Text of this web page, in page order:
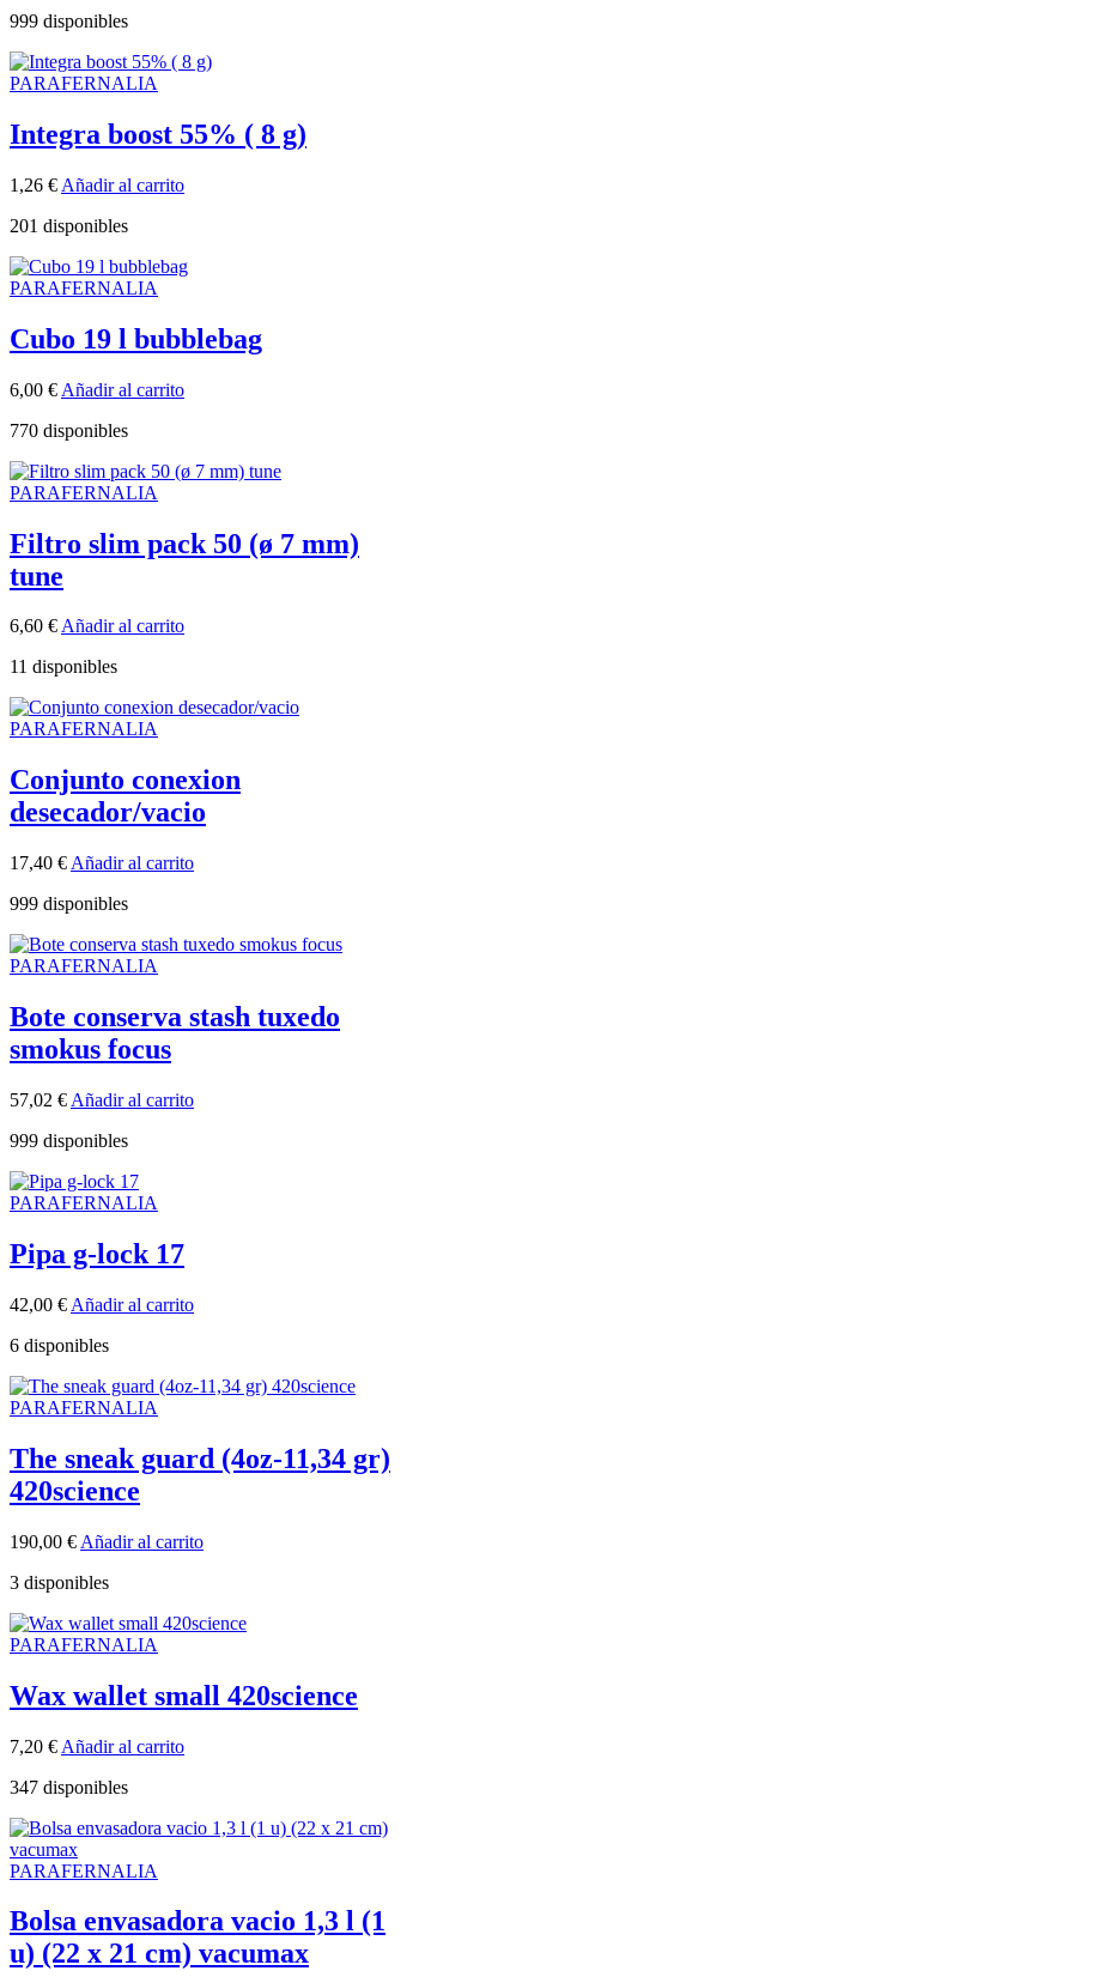
999 disponibles
PARAFERNALIA
Integra boost 55% ( 8 g)
1,26 € Añadir al carrito
201 disponibles
PARAFERNALIA
Cubo 19 l bubblebag
6,00 € Añadir al carrito
770 disponibles
PARAFERNALIA
Filtro slim pack 50 (ø 7 mm)
tune
6,60 €Añadir al carrito
11 disponibles
PARAFERNALIA
Conjunto conexion
desecador/vacio
17,40 € Añadir al carrito
999 disponibles
PARAFERNALIA
Bote conserva stash tuxedo
smokus focus
57,02 € Añadir al carrito
999 disponibles
PARAFERNALIA
Pipa g-lock 17
42,00 € Añadir al carrito
6 disponibles
PARAFERNALIA
The sneak guard (4oz-11,34 gr)
420science
190,00 € Añadir al carrito
3 disponibles
PARAFERNALIA
Wax wallet small 420science
7,20 € Añadir al carrito
347 disponibles
PARAFERNALIA
Bolsa envasadora vacio 1,3 l (1
u) (22 x 21 cm) vacumax